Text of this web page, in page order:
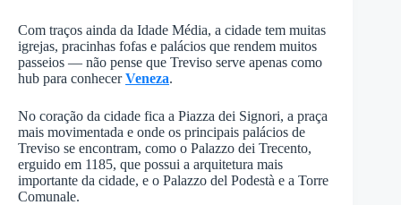
Com traços ainda da Idade Média, a cidade tem muitas
igrejas, pracinhas fofas e palácios que rendem muitos
passeios — não pense que Treviso serve apenas como
hub para conhecerVeneza.
No coração da cidade fica a Piazza dei Signori, a praça
mais movimentada e onde os principais palácios de
Treviso se encontram, como o Palazzo dei Trecento,
erguido em 1185, que possui a arquitetura mais
importante da cidade, e o Palazzo del Podestà e a Torre
Comunale.